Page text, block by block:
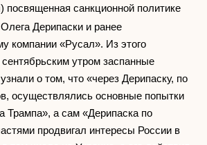
) посвященная санкционной политике
Дерипаски и ранее
компании «Русал». Из этого
утром заспанные
о том, что «через Дерипаску, по
осуществлялись основные попытки
Трампа», а сам «Дерипаска по
продвигал интересы России в